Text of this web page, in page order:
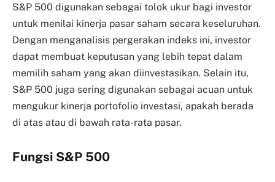
S&P 500 digunakan sebagai tolok ukur bagi investor
untuk menilai kinerja pasar saham secara keseluruhan.
Dengan menganalisis pergerakan indeks ini, investor
dapat membuat keputusan yang lebih tepat dalam
memilih saham yang akan diinvestasikan. Selain itu,
S&P 500 juga sering digunakan sebagai acuan untuk
mengukur kinerja portofolio investasi, apakah berada
di atas atau di bawah rata-rata pasar.
Fungsi S&P 500